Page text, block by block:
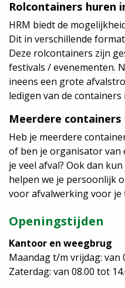
Rolcontainers huren
HRM biedt de
Dit in verschillende
Deze rolcontainers zijn
festivals / evenementen.
ineens een grote
ledigen van de
Meerdere containers
Heb je meerdere
of ben je organisator van
je veel afval? Ook dan kun
helpen we je persoonlijk
voor afvalwerking voor je
Openingstijden
Kantoor en weegbrug
Maandag t/m vrijdag: van
Zaterdag: van 08.00 tot